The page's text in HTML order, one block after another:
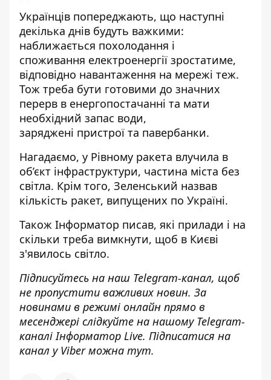
Українців попереджають, що наступні
декілька днів будуть важкими:
наближається похолодання і
споживання електроенергії зростатиме,
відповідно навантаження на мережі теж.
Тож треба бути готовими до значних
перерв в енергопостачанні та мати
необхідний запас води,
заряджені пристрої та павербанки.
Нагадаємо, у Рівному ракета влучила в
об’єкт інфраструктури, частина міста без
світла. Крім того, Зеленський назвав
кількість ракет, випущених по Україні.
Також Інформатор писав, які прилади і на
скільки треба вимкнути, щоб в Києві
з'явилось світло.
Підписуйтесь на наш Telegram-канал, щоб
не пропустити важливих новин. За
новинами в режимі онлайн прямо в
месенджері слідкуйте на нашому Telegram-
каналіІнформатор Live. Підписатися на
канал у Viber можна тут.